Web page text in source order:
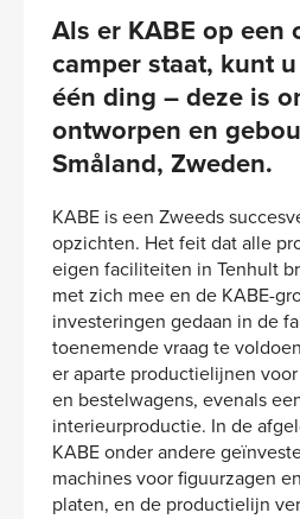
Als er KABE op een
camper staat, kunt
één ding – deze is
ontworpen en
Småland, Zweden.
KABE is een Zweeds
opzichten. Het feit dat alle
eigen faciliteiten in Tenhult
met zich mee en de KABE-
investeringen gedaan in de
toenemende vraag te
er aparte productielijnen
en bestelwagens, evenals
interieurproductie. In de
KABE onder andere
machines voor figuurzagen
platen, en de productielijn